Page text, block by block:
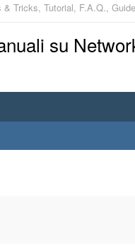
& Tricks, Tutorial, F.A.Q.,
su